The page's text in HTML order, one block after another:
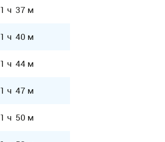
1 ч 37 м
1 ч 40 м
1 ч 44 м
1 ч 47 м
1 ч 50 м